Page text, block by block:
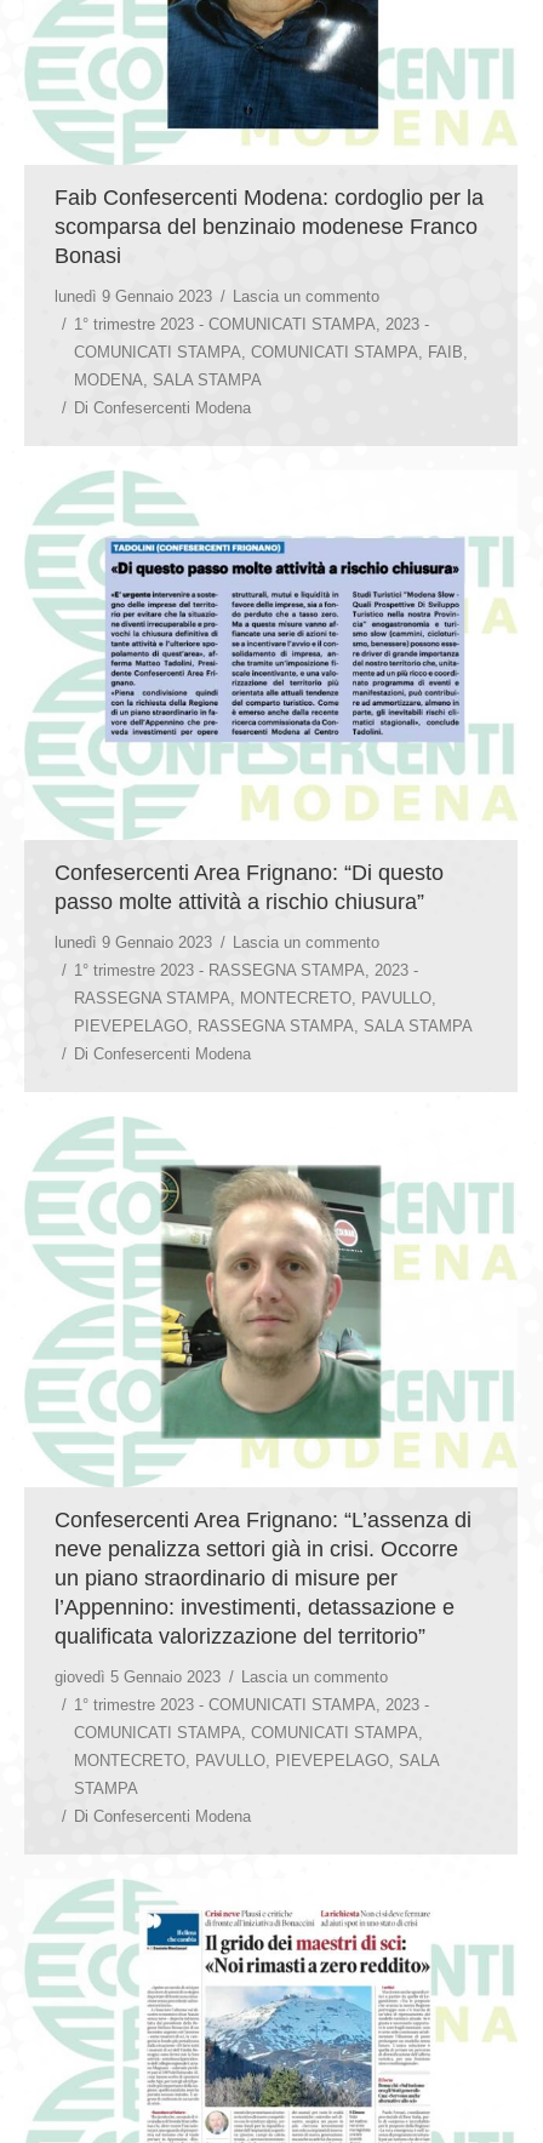
Faib Confesercenti Modena: cordoglio per la
scomparsa del benzinaio modenese Franco
Bonasi
lunedì 9 Gennaio 2023
Lascia un commento
1° trimestre 2023 - COMUNICATI STAMPA, 2023 -
COMUNICATI STAMPA, COMUNICATI STAMPA, FAIB,
MODENA, SALA STAMPA
Di Confesercenti Modena
Confesercenti Area Frignano: “Di questo
passo molte attività a rischio chiusura”
lunedì 9 Gennaio 2023
Lascia un commento
1° trimestre 2023 - RASSEGNA STAMPA, 2023 -
RASSEGNA STAMPA, MONTECRETO, PAVULLO,
PIEVEPELAGO, RASSEGNA STAMPA, SALA STAMPA
Di Confesercenti Modena
Confesercenti Area Frignano: “L’assenza di
neve penalizza settori già in crisi. Occorre
un piano straordinario di misure per
l’Appennino: investimenti, detassazione e
qualificata valorizzazione del territorio”
giovedì 5 Gennaio 2023
Lascia un commento
1° trimestre 2023 - COMUNICATI STAMPA
2023 -
COMUNICATI STAMPA COMUNICATI STAMPA
MONTECRETO
PAVULLO PIEVEPELAGO SALA
STAMPA
Di Confesercenti Modena